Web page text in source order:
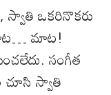
, స్వాతిఒకరినొకరు
…మాట!
. సంగీత
చూసి స్వాతి